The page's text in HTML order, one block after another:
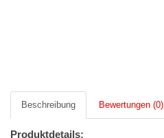
Beschreibung Bewertungen (0)
Produktdetails: